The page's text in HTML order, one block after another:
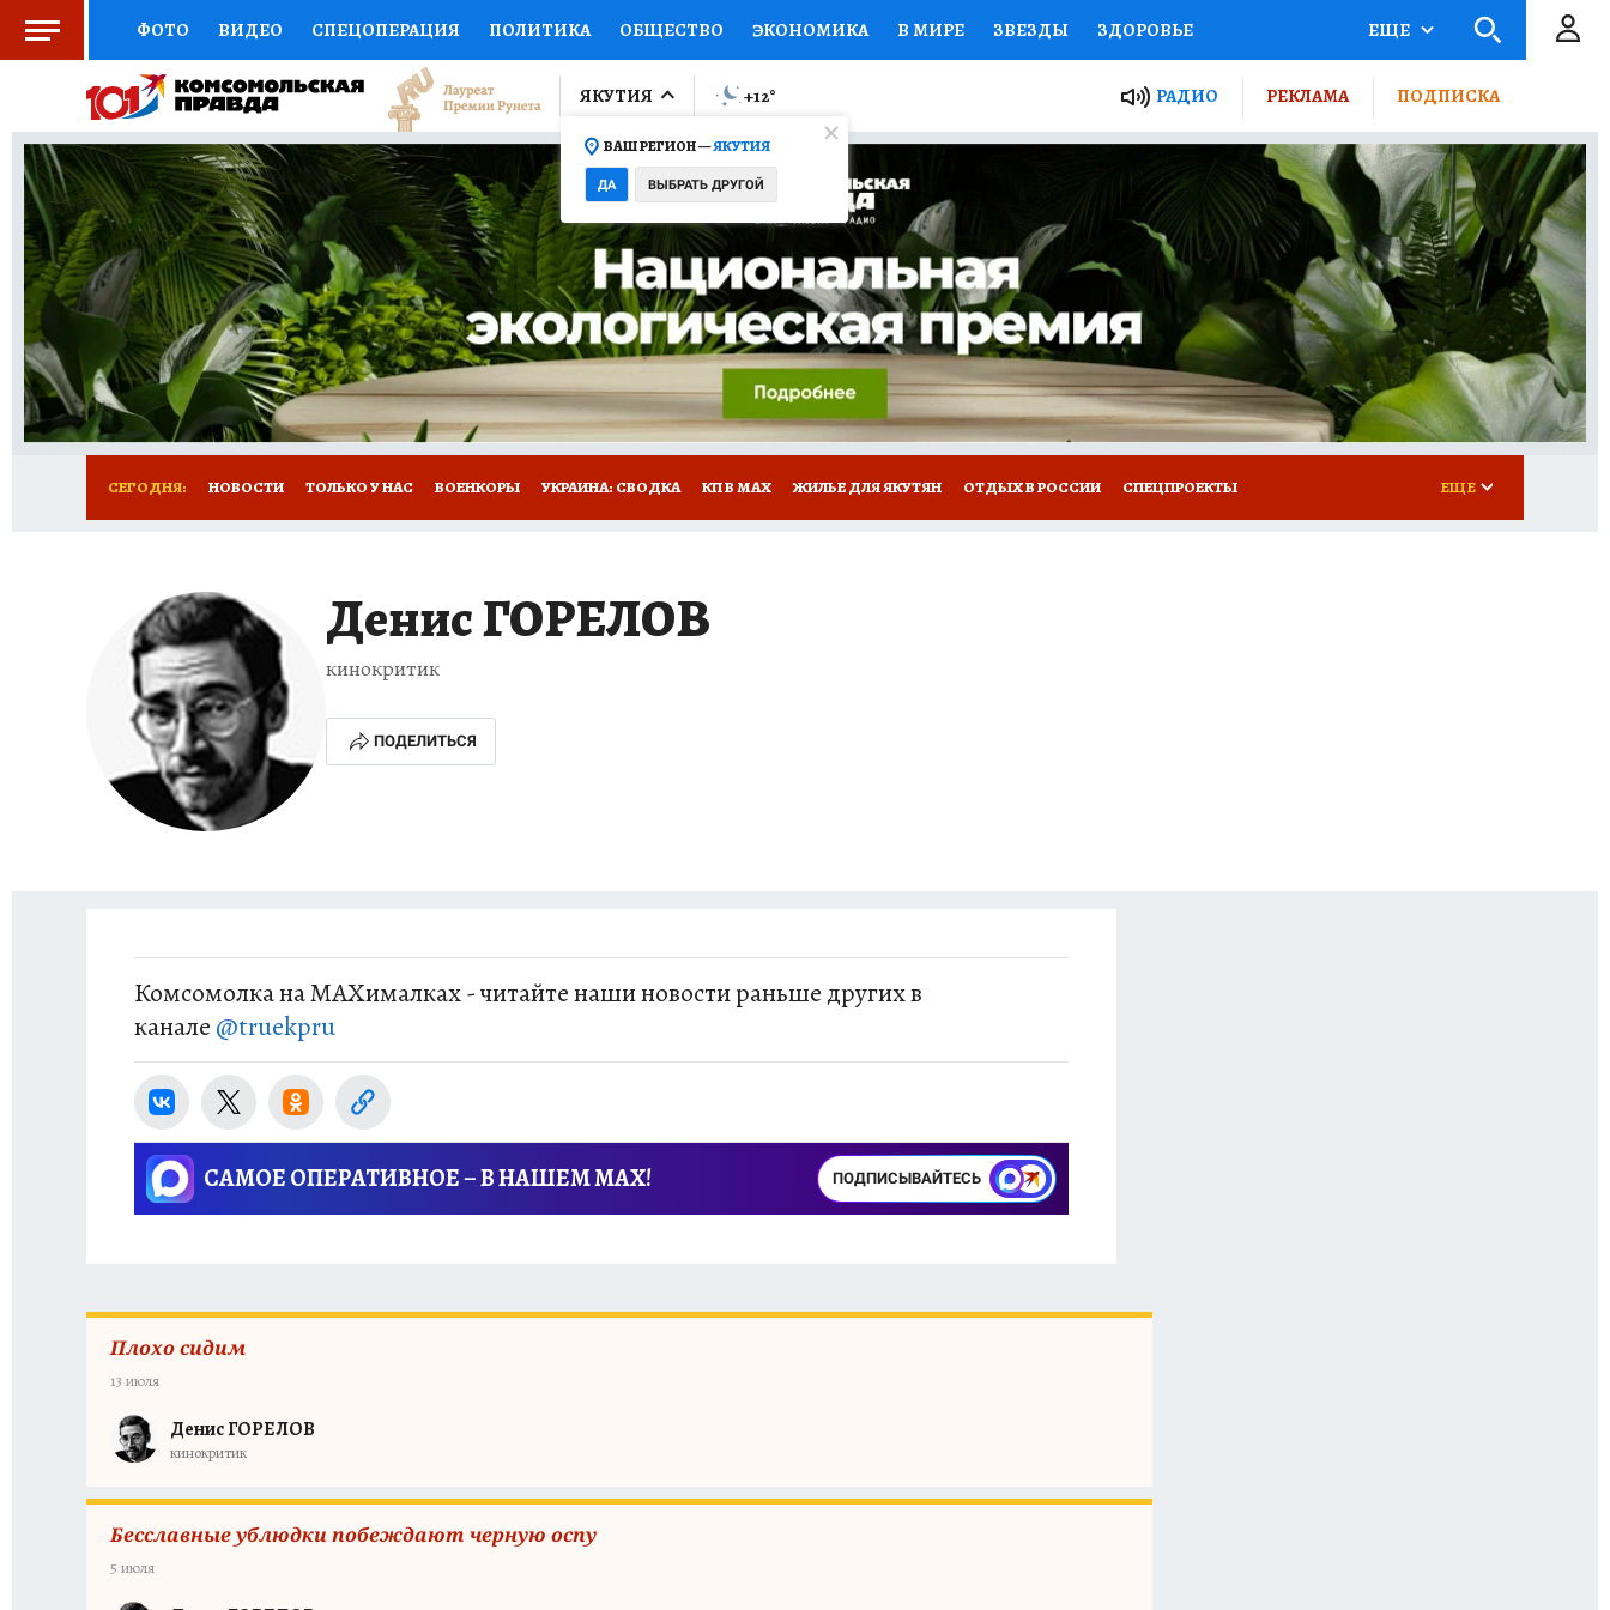
ФОТО ВИДЕО СПЕЦОПЕРАЦИЯ ПОЛИТИКА ОБЩЕСТВО ЭКОНОМИКА В МИРЕ ЗВЕЗДЫ ЗДОРОВЬЕ
СОЦПОДДЕРЖКА НАУКА СПОРТ КОЛУМНИСТЫ ПРОИСШЕСТВИЯ НАЦИОНАЛЬНЫЕ ПРОЕКТЫ РОССИИ
ВЫБОР ЭКСПЕРТОВ ДОКТОР ФИНАНСЫ ОТКРЫВАЕМ МИР Я ЗНАЮ СЕМЬЯ ЖЕНСКИЕ СЕКРЕТЫ ПУТЕВОДИТЕЛЬ
КНИЖНАЯ ПОЛКА ПРОГНОЗЫ НА СПОРТ ПРОМОКОДЫ СЕРИАЛЫ СПЕЦПРОЕКТЫ ДЕФИЦИТ ЖЕЛЕЗА ТУРИЗМ
ПРЕСС-ЦЕНТР НЕДВИЖИМОСТЬ ТЕЛЕВИЗОР КОЛЛЕКЦИИ КОНКУРСЫ РАБОТА У НАС ГИД ПОТРЕБИТЕЛЯ ВСЕ О КП
РАДИО КП РЕКЛАМА ТЕСТЫ НОВОЕ НА САЙТЕ
ЕЩЕ
ЯКУТИЯ
ВАШ РЕГИОН —ЯКУТИЯ
ДА ВЫБРАТЬ ДРУГОЙ
+12° РАДИО РЕКЛАМА ПОДПИСКА
СЕГОДНЯ: НОВОСТИ ТОЛЬКО У НАС ВОЕНКОРЫ УКРАИНА: СВОДКА КП В МАХ ЖИЛЬЕ ДЛЯ ЯКУТЯН ОТДЫХ В РОССИИ СПЕЦПРОЕКТЫ ЕЩЕ
Денис ГОРЕЛОВ
кинокритик
ПОДЕЛИТЬСЯ
Комсомолка на MAXималках - читайте наши новости раньше других в
канале @truekpru
САМОЕ ОПЕРАТИВНОЕ – В НАШЕМ MAX! ПОДПИСЫВАЙТЕСЬ
Плохо сидим
13 июля
Денис ГОРЕЛОВ
кинокритик
Бесславные ублюдки побеждают черную оспу
5 июля